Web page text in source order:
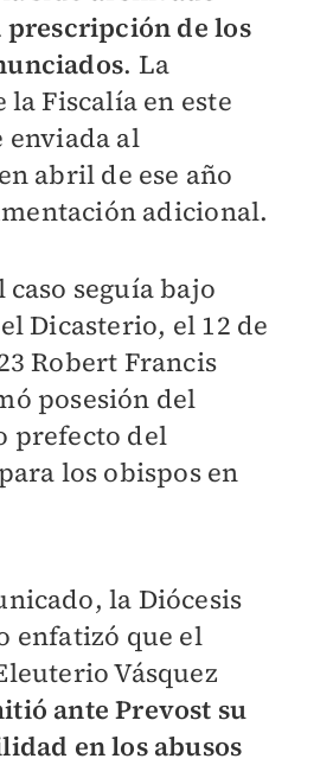
prescripción de los
. La
la Fiscalía en este
enviada al
abril de ese año
adicional.
seguía bajo
Dicasterio, el 12 de
Robert Francis
posesión del
prefecto del
los obispos en
la Diócesis
enfatizó que el
Vásquez
ante Prevost su
en los abusos